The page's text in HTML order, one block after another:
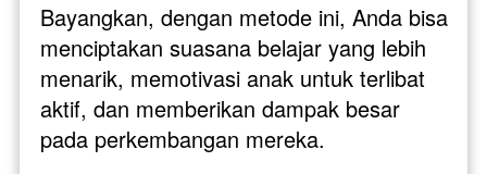
Bayangkan, dengan metode ini, Anda bisa
menciptakan suasana belajar yang lebih
menarik, memotivasi anak untuk terlibat
aktif, dan memberikan dampak besar
pada perkembangan mereka.